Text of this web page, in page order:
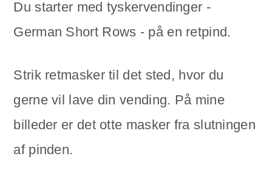
Du starter med tyskervendinger -
German Short Rows - på en retpind.
Strik retmasker til det sted, hvor du
gerne vil lave din vending. På mine
billeder er det otte masker fra slutningen
af pinden.